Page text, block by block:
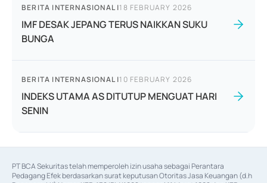
BERITA INTERNASIONAL |18 FEBRUARY 2026
IMF DESAK JEPANG TERUS NAIKKAN SUKU
BUNGA
BERITA INTERNASIONAL |10 FEBRUARY 2026
INDEKS UTAMA AS DITUTUP MENGUAT HARI
SENIN
PT BCA Sekuritas telah memperoleh izin usaha sebagai Perantara
Pedagang Efek berdasarkan surat keputusan Otoritas Jasa Keuangan (d.h